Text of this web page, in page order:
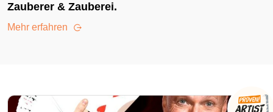
Zauberer & Zauberei.
Mehr erfahren